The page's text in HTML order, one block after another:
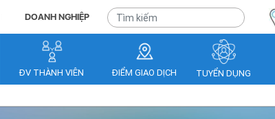
DOANH NGHIỆP
ĐV THÀNH VIÊN ĐIỂM GIAO DỊCH TUYỂN DỤNG